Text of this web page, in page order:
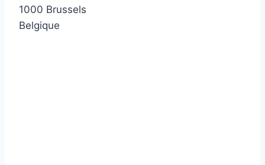
1000 Brussels
Belgique